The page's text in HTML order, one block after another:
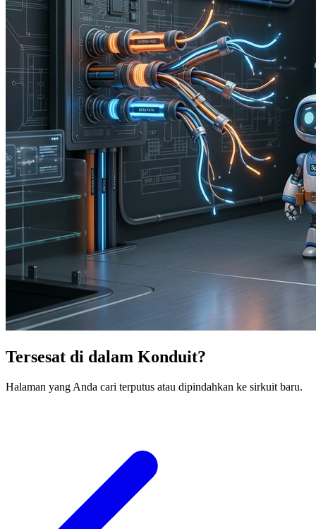
Tersesat di dalam Konduit?
Halaman yang Anda cari terputus atau dipindahkan ke sirkuit baru.